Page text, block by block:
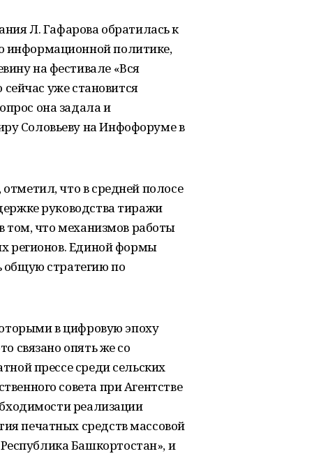
Л. Гафарова обратилась к
информационной политике,
на фестивале «Вся
уже становится
она задала и
Соловьеву на Инфофоруме в
что в средней полосе
руководства тиражи
том, что механизмов работы
регионов. Единой формы
общую стратегию по
в цифровую эпоху
связано опять же со
прессе среди сельских
совета при Агентстве
реализации
печатных средств массовой
Башкортостан», и